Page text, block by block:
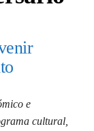
e
cultural,